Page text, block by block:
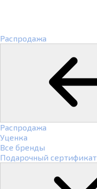
Распродажа
Распродажа
Уценка
Все бренды
Подарочный сертификат